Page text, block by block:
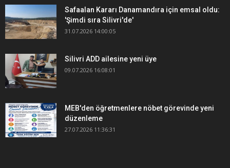
Safaalan Kararı Danamandıra için emsal oldu:
'Şimdi sıra Silivri'de'
31.07.2026 14:00:05
Silivri ADD ailesine yeni üye
09.07.2026 16:08:01
MEB'den öğretmenlere nöbet görevinde yeni
düzenleme
27.07.2026 11:36:31